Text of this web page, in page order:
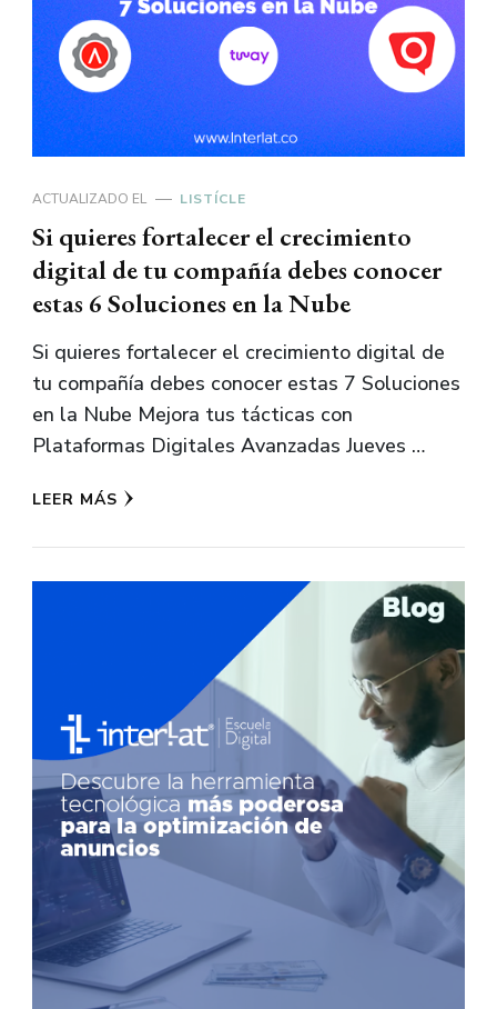
ACTUALIZADO EL LISTÍCLE
Si quieres fortalecer el crecimiento
digital de tu compañía debes conocer
estas 6 Soluciones en la Nube
Si quieres fortalecer el crecimiento digital de
tu compañía debes conocer estas 7 Soluciones
en la Nube Mejora tus tácticas con
Plataformas Digitales Avanzadas Jueves …
LEER MÁS